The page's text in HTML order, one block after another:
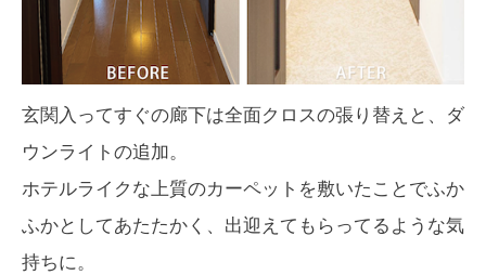
玄関入ってすぐの廊下は全面クロスの張り替えと、ダ
ウンライトの追加。
ホテルライクな上質のカーペットを敷いたことでふか
ふかとしてあたたかく、出迎えてもらってるような気
持ちに。